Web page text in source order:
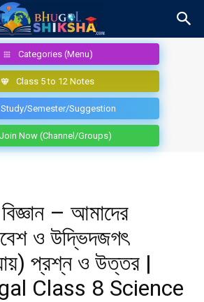
Categories (Menu)
Class 5 to 12 Notes
Study/Semester/Suggestion
Join Now (Channel/Groups)
– আমাদের
ও উদ্ভিদজগৎ
প্রশ্ন ও উত্তর |
Class 8 Science